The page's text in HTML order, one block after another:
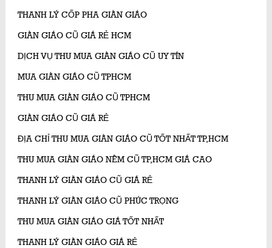
THANH LÝ CỐP PHA GIÀN GIÁO
GIÀN GIÁO CŨ GIÁ RẺ HCM
DỊCH VỤ THU MUA GIÀN GIÁO CŨ UY TÍN
MUA GIÀN GIÁO CŨ TPHCM
THU MUA GIÀN GIÁO CŨ TPHCM
GIÀN GIÁO CŨ GIÁ RẺ
ĐỊA CHỈ THU MUA GIÀN GIÁO CŨ TỐT NHẤT TP,HCM
THU MUA GIÀN GIÁO NÊM CŨ TP,HCM GIÁ CAO
THANH LÝ GIÀN GIÁO CŨ GIÁ RẺ
THANH LÝ GIÀN GIÁO CŨ PHÚC TRỌNG
THU MUA GIÀN GIÁO GIÁ TỐT NHẤT
THANH LÝ GIÀN GIÁO GIÁ RẺ